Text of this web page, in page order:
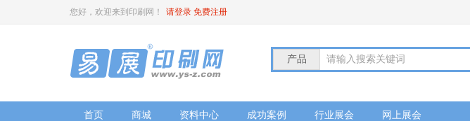
您好，欢迎来到印刷网！ 请登录 免费注册
产品 请输入搜索关键词
首页 商城 资料中心 成功案例 行业展会 网上展会